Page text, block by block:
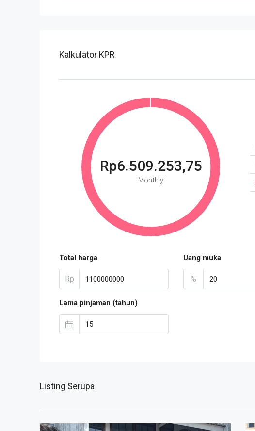
Kalkulator KPR
Rp6.509.253,75
Monthly
Total harga
Rp
Uang muka
%
Lama pinjaman (tahun)
Listing Serupa